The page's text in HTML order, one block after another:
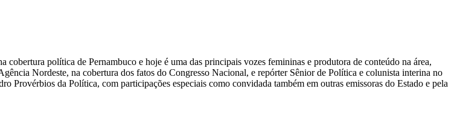
política de Pernambuco e hoje é uma das principais vozes femininas e produtora de conteúdo na área,
Nordeste, na cobertura dos fatos do Congresso Nacional, e repórter Sênior de Política e colunista interina no
da Política, com participações especiais como convidada também em outras emissoras do Estado e pela